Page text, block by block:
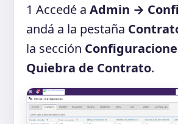
1 Accedé a Admin →
andá a la pestaña
la sección
Quiebra de Contrato.